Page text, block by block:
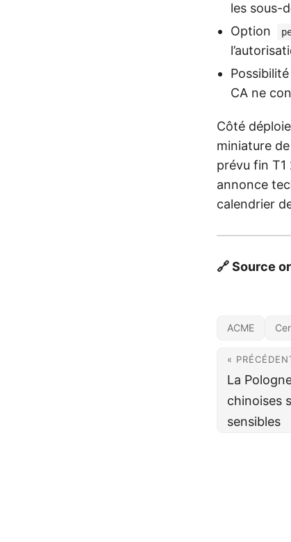
les sous-
Option
Possibilité
CA ne
Côté
miniature de
prévu fin T1
annonce
calendrier
🔗 Source
ACME
«
La
chinoises
sensibles